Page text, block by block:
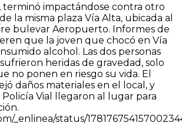
terminó impactándose contra otro
la misma plaza Vía Alta, ubicada al
bulevar Aeropuerto. Informes de
que la joven que chocó en Vía
alcohol. Las dos personas
heridas de gravedad, solo
no ponen en riesgo su vida. El
daños materiales en el local, y
Vial llegaron al lugar para
_enlinea/status/